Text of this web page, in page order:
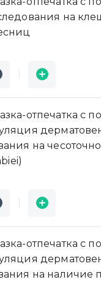
на
i
Заявка
отпечатка с
на
i
Заявка
отпечатка с
на наличие